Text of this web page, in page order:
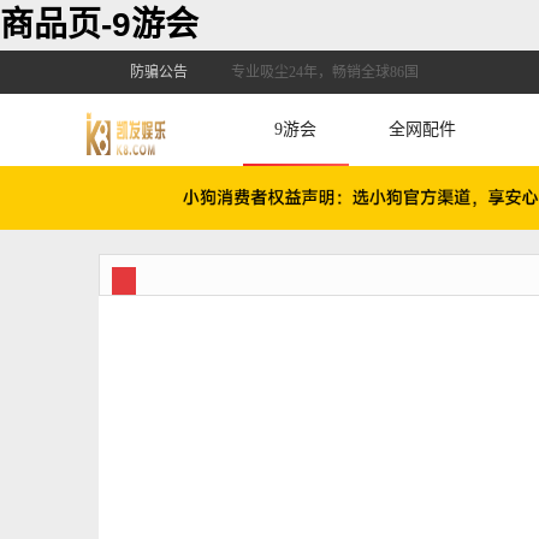
商品页-9游会
防骗公告 专业吸尘24年，畅销全球86国
9游会 全网配件